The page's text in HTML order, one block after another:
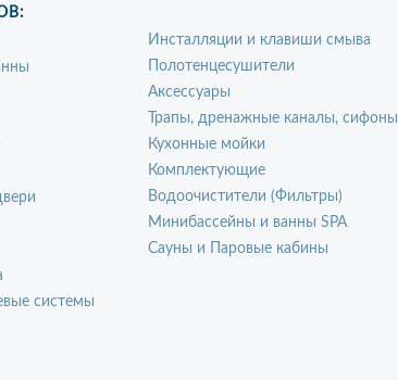
системы
Инсталляции и клавиши смыва
Полотенцесушители
Аксессуары
Трапы, дренажные каналы, сифоны
Кухонные мойки
Комплектующие
Водоочистители (Фильтры)
Минибассейны и ванны SPA
Сауны и Паровые кабины